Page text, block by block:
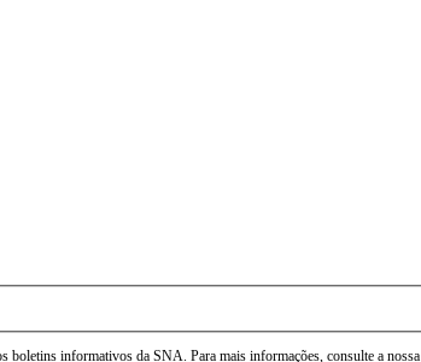
boletins informativos da SNA. Para mais informações, consulte a nossa